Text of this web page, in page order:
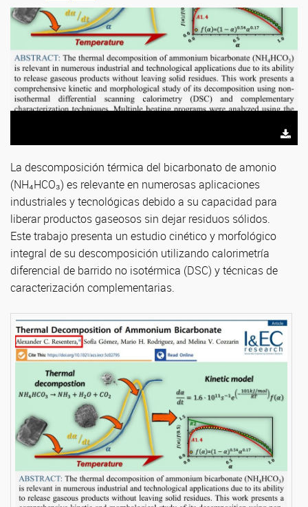
La descomposición térmica del bicarbonato de amonio
(NH₄HCO₃) es relevante en numerosas aplicaciones
industriales y tecnológicas debido a su capacidad para
liberar productos gaseosos sin dejar residuos sólidos.
Este trabajo presenta un estudio cinético y morfológico
integral de su descomposición utilizando calorimetría
diferencial de barrido no isotérmica (DSC) y técnicas de
caracterización complementarias.